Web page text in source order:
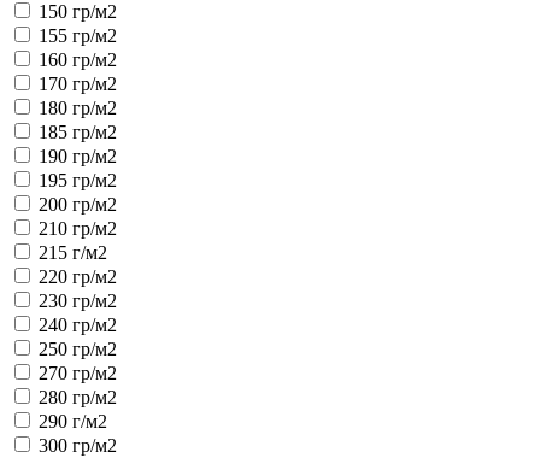
150 гр/м2
155 гр/м2
160 гр/м2
170 гр/м2
180 гр/м2
185 гр/м2
190 гр/м2
195 гр/м2
200 гр/м2
210 гр/м2
215 г/м2
220 гр/м2
230 гр/м2
240 гр/м2
250 гр/м2
270 гр/м2
280 гр/м2
290 г/м2
300 гр/м2